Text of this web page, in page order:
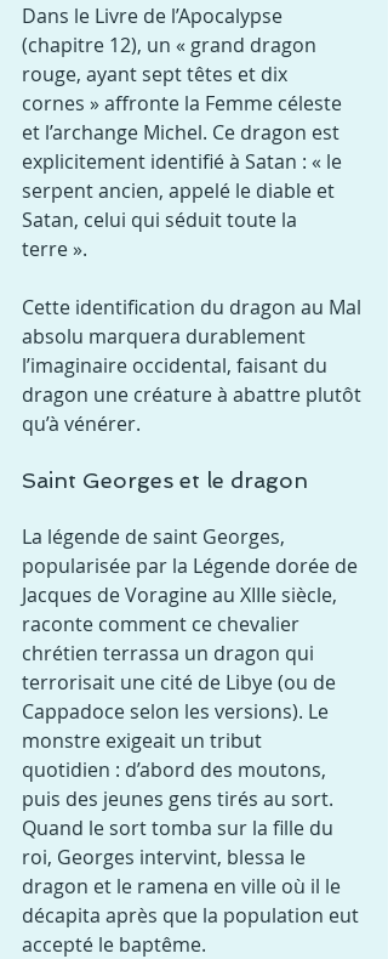
Dans le Livre de l’Apocalypse
(chapitre 12), un « grand dragon
rouge, ayant sept têtes et dix
cornes » affronte la Femme céleste
et l’archange Michel. Ce dragon est
explicitement identifié à Satan : « le
serpent ancien, appelé le diable et
Satan, celui qui séduit toute la
terre ».
Cette identification du dragon au Mal
absolu marquera durablement
l’imaginaire occidental, faisant du
dragon une créature à abattre plutôt
qu’à vénérer.
Saint Georges et le dragon
La légende de saint Georges,
popularisée par la Légende dorée de
Jacques de Voragine au XIIIe siècle,
raconte comment ce chevalier
chrétien terrassa un dragon qui
terrorisait une cité de Libye (ou de
Cappadoce selon les versions). Le
monstre exigeait un tribut
quotidien : d’abord des moutons,
puis des jeunes gens tirés au sort.
Quand le sort tomba sur la fille du
roi, Georges intervint, blessa le
dragon et le ramena en ville où il le
décapita après que la population eut
accepté le baptême.